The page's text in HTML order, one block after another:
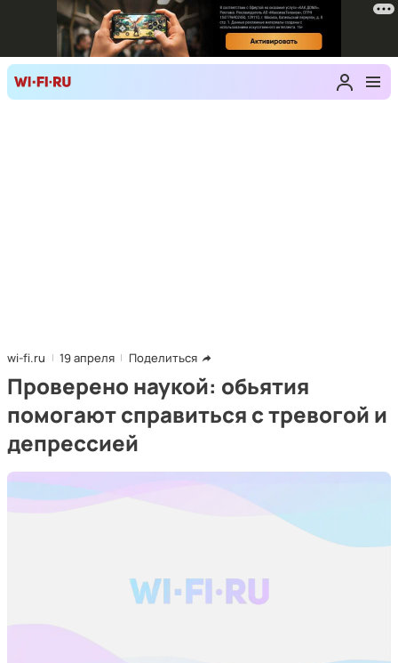
wi-fi.ru 19 апреля Поделиться
Проверено наукой: обьятия
помогают справиться с тревогой и
депрессией